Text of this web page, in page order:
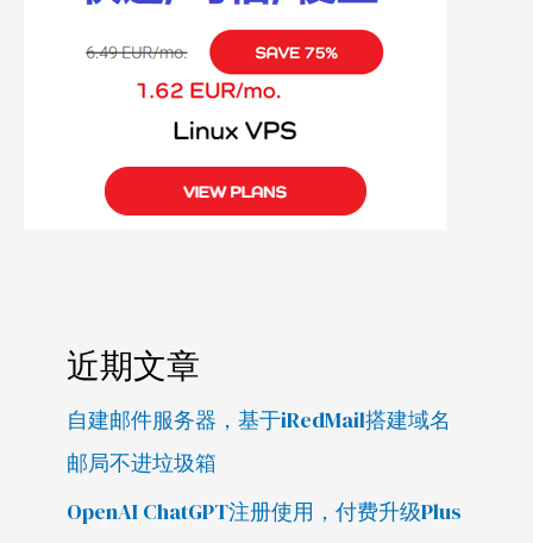
近期文章
自建邮件服务器，基于iRedMail搭建域名
邮局不进垃圾箱
OpenAI ChatGPT注册使用，付费升级Plus